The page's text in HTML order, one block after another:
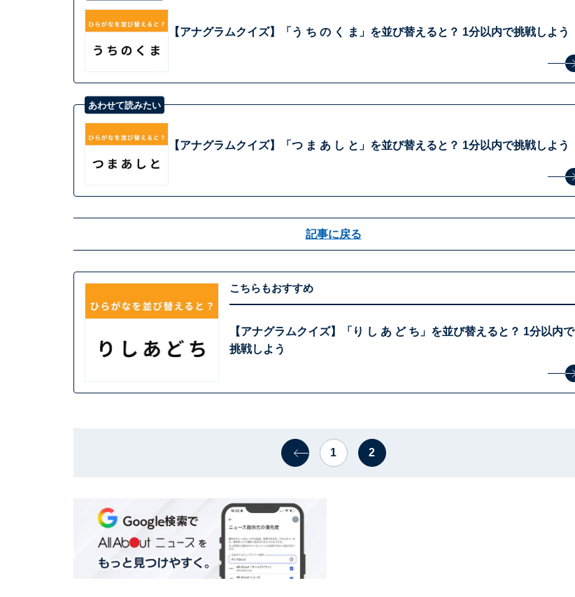
【アナグラムクイズ】「う ち の く ま」を並び替えると？ 1分以内で挑戦しよう
あわせて読みたい
【アナグラムクイズ】「つ ま あ し と」を並び替えると？ 1分以内で挑戦しよう
記事に戻る
こちらもおすすめ
【アナグラムクイズ】「り し あ ど ち」を並び替えると？ 1分以内で
挑戦しよう
1 2